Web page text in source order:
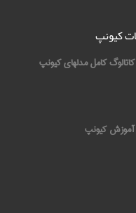
کیونپ
کاتالوگ کامل مدلهای کیونپ
آموزش کیونپ